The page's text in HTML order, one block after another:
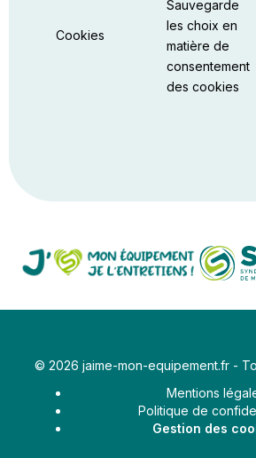
Cookies
Sauvegarde
les choix en
matière de
consentement
des cookies
© 2026 jaime-mon-equipement.fr -
contenu
Mentions
Politique de
Gestion des